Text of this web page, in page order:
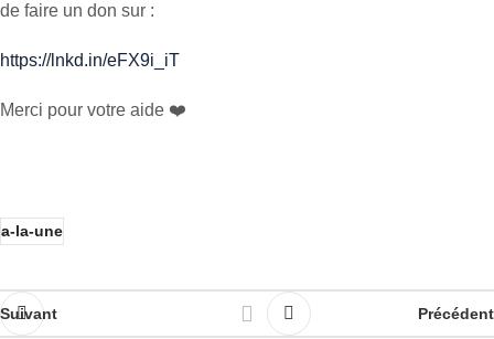
de faire un don sur :
https://lnkd.in/eFX9i_iT
Merci pour votre aide ❤️
a-la-une
Suivant Précédent